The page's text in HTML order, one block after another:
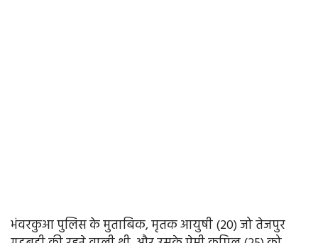
भंवरकुआ पुलिस के मुताबिक, मृतक आयुषी (20) जो तेजपुर